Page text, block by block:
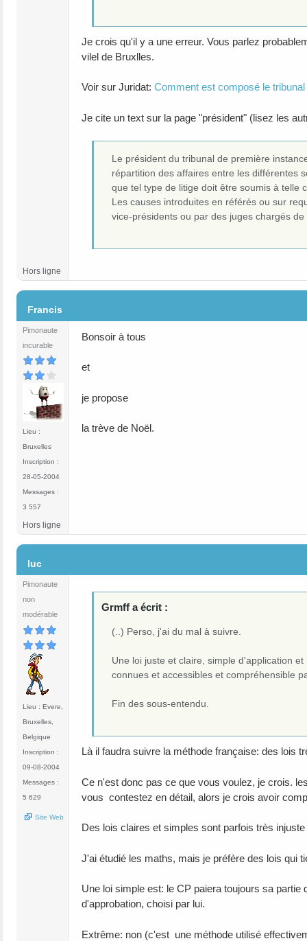
Je crois qu'il y a une erreur. Vous parlez
vilel de Bruxlles.
Voir sur Juridat: Comment est composé le
Je cite un text sur la page "président" (lisez les
Le président du tribunal de première
répartition des affaires entre les différentes
que tel type de litige doit être soumis à telle
Les causes introduites en référés ou sur
vice-présidents ou par des juges chargés
Hors ligne
Francis
Pimonaute
incurable
Lieu :
Bruxelles
Inscription :
28-05-2004
Messages :
3 557
Bonsoir à tous
et
je propose
la trève de Noël.
Hors ligne
luc
Pimonaute
non
modérable
Lieu : Evere,
Bruxelles,
Belgique
Inscription :
09-08-2004
Messages :
5 629
Site Web
Grmff a écrit :
(..) Perso, j'ai du mal à suivre.
Une loi juste et claire, simple d'application
connues et accessibles et compréhensible
Fin des sous-entendu.
Là il faudra suivre la méthode française: des lois
Ce n'est donc pas ce que vous voulez, je crois.
vous contestez en détail, alors je crois avoir
Des lois claires et simples sont parfois très
J'ai étudié les maths, mais je préfère des lois qui
Une loi simple est: le CP paiera toujours sa
d'approbation, choisi par lui.
Extrême: non (c'est une méthode utilisé